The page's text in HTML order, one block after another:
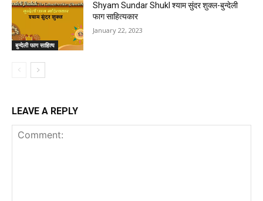
बुन्देली फाग साहित्य
Shyam Sundar Shukl श्याम सुंदर शुक्ल-बुन्देली
फाग साहित्यकार
January 22, 2023
LEAVE A REPLY